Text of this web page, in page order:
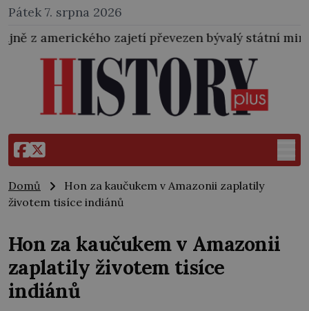
Pátek 7. srpna 2026
převezen bývalý státní ministr pro protektorát
Domů
Hon za kaučukem v Amazonii zaplatily
životem tisíce indiánů
Hon za kaučukem v Amazonii
zaplatily životem tisíce
indiánů